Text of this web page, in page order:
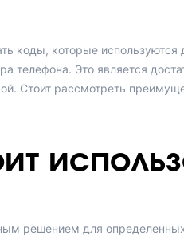
коды, которые
телефона. Это является
Стоит рассмотреть
решением для